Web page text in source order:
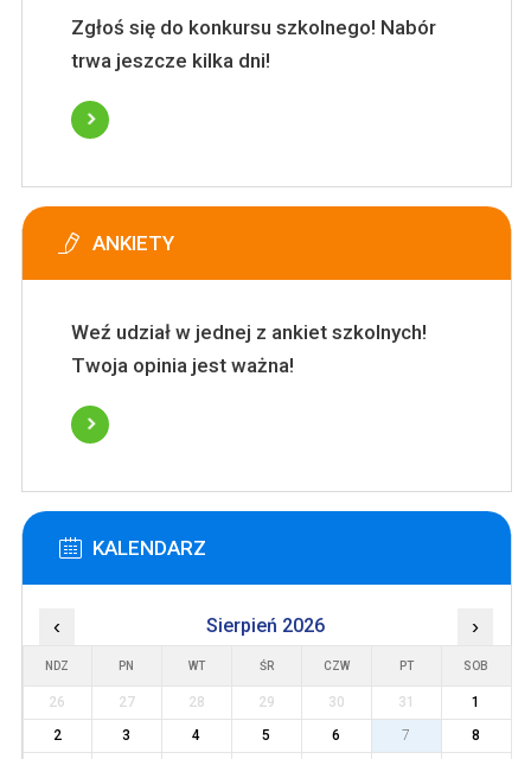
Zgłoś się do konkursu szkolnego! Nabór
trwa jeszcze kilka dni!
ANKIETY
Weź udział w jednej z ankiet szkolnych!
Twoja opinia jest ważna!
KALENDARZ
‹ Sierpień 2026 ›
NDZ PN WT ŚR CZW PT SOB
26 27 28 29 30 31
1
2
3 4 5 6 7
8